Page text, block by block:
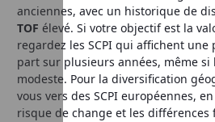
anciennes, avec un historique de
TOF élevé. Si votre objectif est la
regardez les SCPI qui affichent
part sur plusieurs années, même si
modeste. Pour la diversification
vous vers des SCPI européennes,
risque de change et les différences